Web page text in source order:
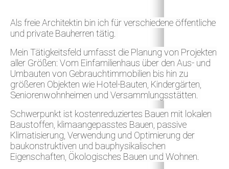
Als freie Architektin bin ich für verschiedene öffentliche
und private Bauherren tätig.
Mein Tätigkeitsfeld umfasst die Planung von Projekten
aller Größen: Vom Einfamilienhaus über den Aus- und
Umbauten von Gebrauchtimmobilien bis hin zu
größeren Objekten wie Hotel-Bauten, Kindergärten,
Seniorenwohnheimen und Versammlungsstätten.
Schwerpunkt ist kostenreduziertes Bauen mit lokalen
Baustoffen, klimaangepasstes Bauen, passive
Klimatisierung, Verwendung und Optimierung der
baukonstruktiven und bauphysikalischen
Eigenschaften, Ökologisches Bauen und Wohnen.